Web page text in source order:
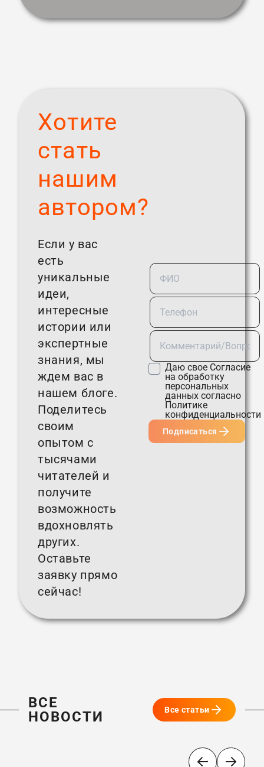
Хотите
стать
нашим
автором?
Если у вас
есть
уникальные
идеи,
интересные
истории или
экспертные
знания, мы
ждем вас в
нашем блоге.
Поделитесь
своим
опытом с
тысячами
читателей и
получите
возможность
вдохновлять
других.
Оставьте
заявку прямо
сейчас!
Даю свое Согласие
на обработку
персональных
данных согласно
Политике
конфиденциальности
Подписаться
ВСЕ
НОВОСТИ
Все статьи